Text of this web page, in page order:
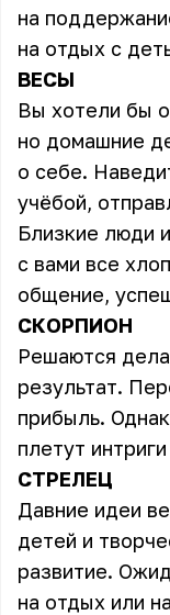
на
на отдых с
ВЕСЫ
Вы хотели бы
но домашние
о себе.
учёбой,
Близкие люди
с вами все
общение,
СКОРПИОН
Решаются
результат.
прибыль.
плетут
СТРЕЛЕЦ
Давние идеи
детей и
развитие.
на отдых или